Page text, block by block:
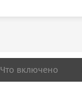
Что включено